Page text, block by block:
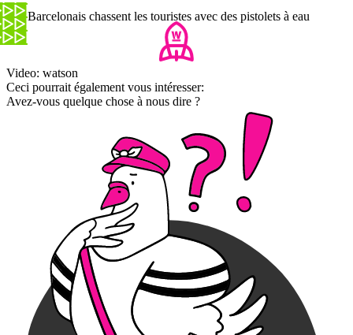
Les Barcelonais chassent les touristes avec des pistolets à eau
Video: watson
Ceci pourrait également vous intéresser:
Avez-vous quelque chose à nous dire ?